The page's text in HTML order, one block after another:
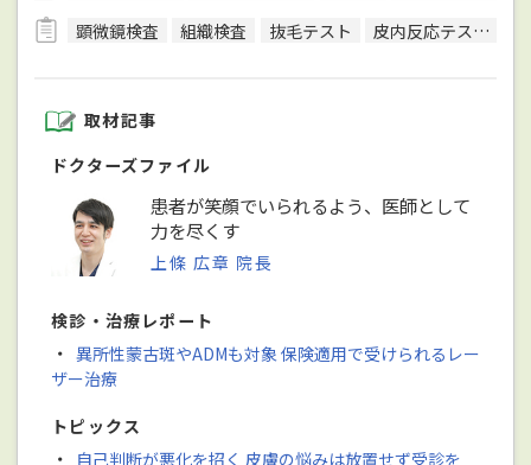
顕微鏡検査
組織検査 抜毛テスト 皮内反応テスト
取材記事
ドクターズファイル
患者が笑顔でいられるよう、医師として
力を尽くす
上條 広章 院長
検診・治療レポート
・ 異所性蒙古斑やADMも対象 保険適用で受けられるレー
ザー治療
トピックス
・ 自己判断が悪化を招く 皮膚の悩みは放置せず受診を